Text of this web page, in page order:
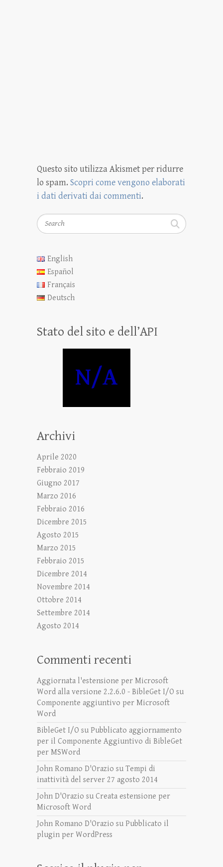
Questo sito utilizza Akismet per ridurre
lo spam. Scopri come vengono elaborati
i dati derivati dai commenti.
Search
English
Español
Français
Deutsch
Stato del sito e dell’API
N/A
Archivi
Aprile 2020
Febbraio 2019
Giugno 2017
Marzo 2016
Febbraio 2016
Dicembre 2015
Agosto 2015
Marzo 2015
Febbraio 2015
Dicembre 2014
Novembre 2014
Ottobre 2014
Settembre 2014
Agosto 2014
Commenti recenti
Aggiornata l'estensione per Microsoft
Word alla versione 2.2.6.0 - BibleGet I/O su
Componente aggiuntivo per Microsoft
Word
BibleGet I/O su Pubblicato aggiornamento
per il Componente Aggiuntivo di BibleGet
per MSWord
John Romano D'Orazio su Tempi di
inattività del server 27 agosto 2014
John D'Orazio su Creata estensione per
Microsoft Word
John Romano D'Orazio su Pubblicato il
plugin per WordPress